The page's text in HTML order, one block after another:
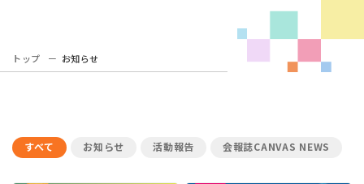
トップ お知らせ
すべて お知らせ 活動報告 会報誌CANVAS NEWS